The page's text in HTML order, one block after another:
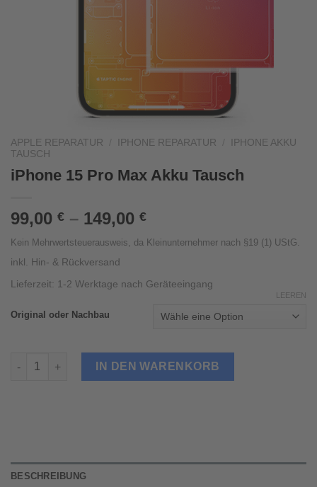
APPLE REPARATUR IPHONE REPARATUR
IPHONE AKKU
TAUSCH
iPhone 15 Pro Max Akku Tausch
99,00 € – 149,00 €
Kein Mehrwertsteuerausweis, da Kleinunternehmer nach §19 (1) UStG.
inkl. Hin- & Rückversand
Lieferzeit: 1-2 Werktage nach Geräteeingang
Original oder Nachbau
LEEREN
iPhone 15 Pro Max Akku Tausch Menge
IN DEN WARENKORB
BESCHREIBUNG